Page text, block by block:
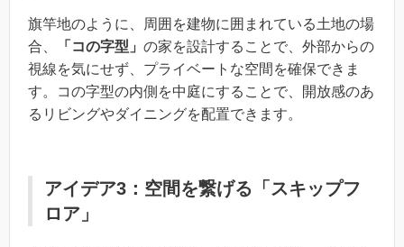
旗竿地のように、周囲を建物に囲まれている土地の場
合、
「コの字型」 の家を設計することで、外部からの
視線を気にせず、プライベートな空間を確保できま
す。コの字型の内側を中庭にすることで、開放感のあ
るリビングやダイニングを配置できます。
アイデア3：空間を繋げる「スキップフ
ロア」